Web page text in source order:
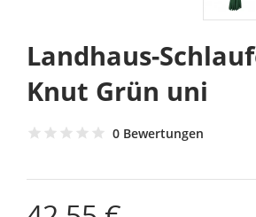
Landhaus-
Knut Grün uni
0 Bewertungen